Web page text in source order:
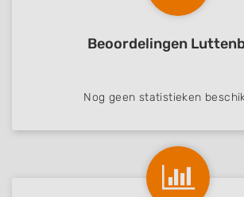
Beoordelingen
Nog geen statistieken